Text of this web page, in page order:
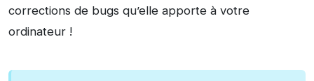
corrections de bugs qu’elle apporte à votre
ordinateur !